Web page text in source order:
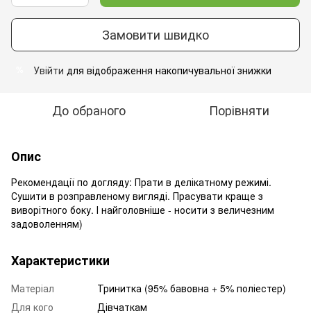
Замовити швидко
Увійти для відображення накопичувальної знижки
До обраного Порівняти
Опис
Рекомендації по догляду: Прати в делікатному режимі.
Сушити в розправленому вигляді. Прасувати краще з
виворітного боку. І найголовніше - носити з величезним
задоволенням)
Характеристики
Матеріал
Тринитка (95% бавовна + 5% поліестер)
Для кого
Дівчаткам